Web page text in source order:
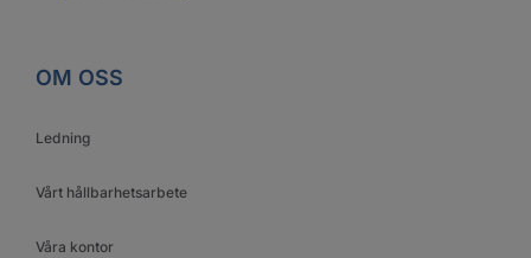
OM OSS
Ledning
Vårt hållbarhetsarbete
Våra kontor